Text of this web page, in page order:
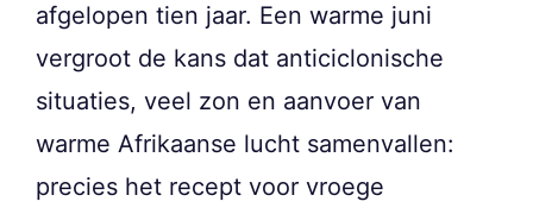
afgelopen tien jaar. Een warme juni
vergroot de kans dat anticiclonische
situaties, veel zon en aanvoer van
warme Afrikaanse lucht samenvallen:
precies het recept voor vroege